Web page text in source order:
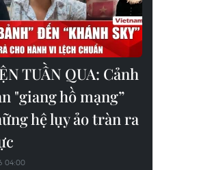
TUẦN QUA: Cảnh
"giang hồ mạng”
hệ lụy ảo tràn ra
04:00